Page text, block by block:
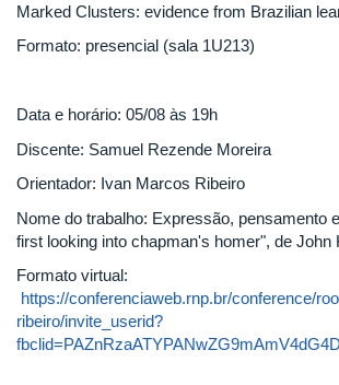
Marked Clusters: evidence from Brazilian
Formato: presencial (sala 1U213)
Data e horário: 05/08 às 19h
Discente: Samuel Rezende Moreira
Orientador: Ivan Marcos Ribeiro
Nome do trabalho: Expressão, pensamento
first looking into chapman's homer", de John
Formato virtual:
https://conferenciaweb.rnp.br/conference/
ribeiro/invite_userid?